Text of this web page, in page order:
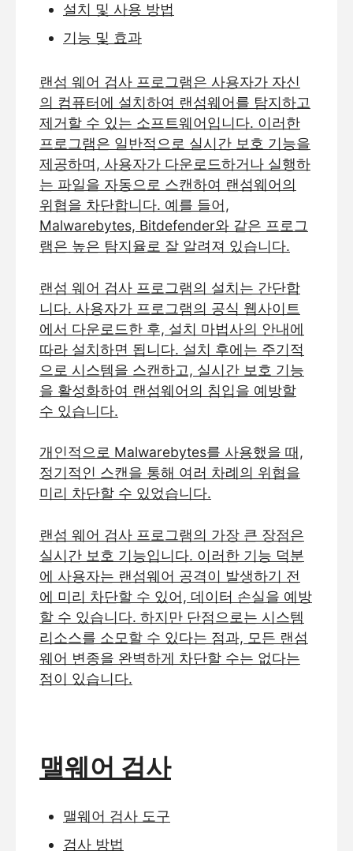
설치 및 사용 방법
기능 및 효과
랜섬 웨어 검사 프로그램은 사용자가 자신
의 컴퓨터에 설치하여 랜섬웨어를 탐지하고
제거할 수 있는 소프트웨어입니다. 이러한
프로그램은 일반적으로 실시간 보호 기능을
제공하며, 사용자가 다운로드하거나 실행하
는 파일을 자동으로 스캔하여 랜섬웨어의
위협을 차단합니다. 예를 들어,
Malwarebytes, Bitdefender와 같은 프로그
램은 높은 탐지율로 잘 알려져 있습니다.
랜섬 웨어 검사 프로그램의 설치는 간단합
니다. 사용자가 프로그램의 공식 웹사이트
에서 다운로드한 후, 설치 마법사의 안내에
따라 설치하면 됩니다. 설치 후에는 주기적
으로 시스템을 스캔하고, 실시간 보호 기능
을 활성화하여 랜섬웨어의 침입을 예방할
수 있습니다.
개인적으로 Malwarebytes를 사용했을 때,
정기적인 스캔을 통해 여러 차례의 위협을
미리 차단할 수 있었습니다.
랜섬 웨어 검사 프로그램의 가장 큰 장점은
실시간 보호 기능입니다. 이러한 기능 덕분
에 사용자는 랜섬웨어 공격이 발생하기 전
에 미리 차단할 수 있어, 데이터 손실을 예방
할 수 있습니다. 하지만 단점으로는 시스템
리소스를 소모할 수 있다는 점과, 모든 랜섬
웨어 변종을 완벽하게 차단할 수는 없다는
점이 있습니다.
맬웨어 검사
맬웨어 검사 도구
검사 방법